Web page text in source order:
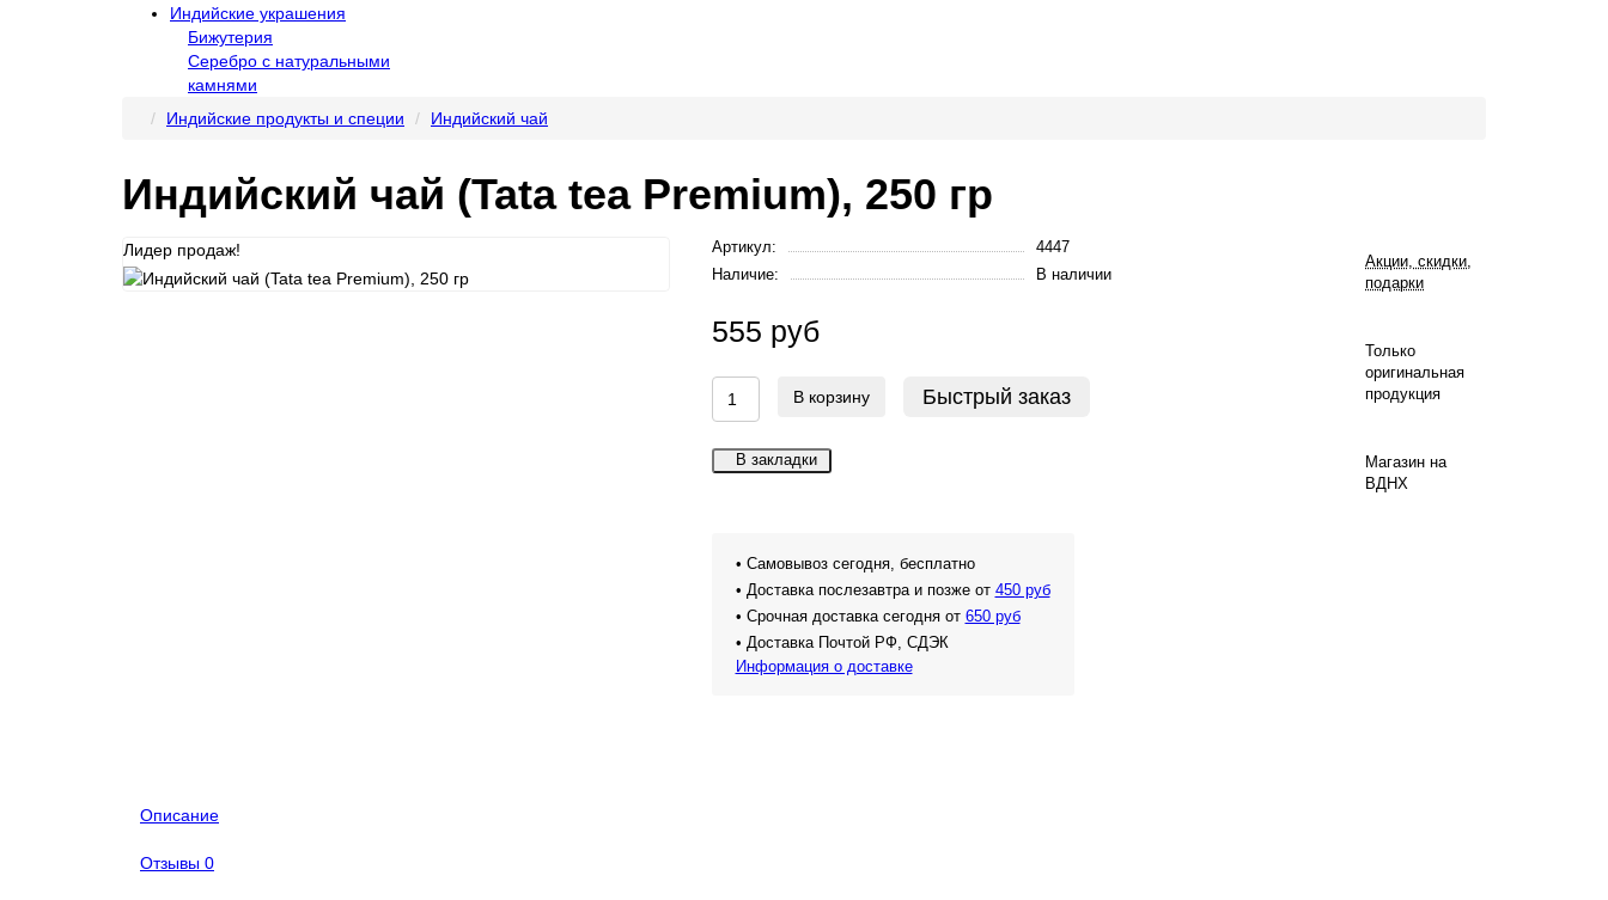
Индийские украшения
Бижутерия
Серебро с натуральными
камнями
Индийские продукты и специи Индийский чай
Индийский чай (Tata tea Premium), 250 гр
Лидер продаж! Артикул:
4447
Наличие:
В наличии
555 руб
В корзину Быстрый заказ
В закладки
• Самовывоз сегодня, бесплатно
• Доставка послезавтра и позже от 450 руб
• Срочная доставка сегодня от 650 руб
• Доставка Почтой РФ, СДЭК
Информация о доставке
Акции, скидки,
подарки
Только
оригинальная
продукция
Магазин на
ВДНХ
Описание
Отзывы 0